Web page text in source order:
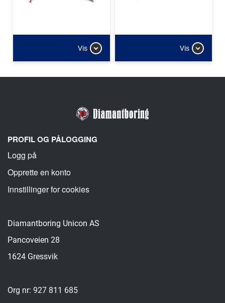
Vis Vis
PROFIL OG PÅLOGGING
Logg på
Opprette en konto
Innstillinger for cookies
Diamantboring Unicon AS
Pancoveien 28
1624 Gressvik
Org nr: 927 811 685